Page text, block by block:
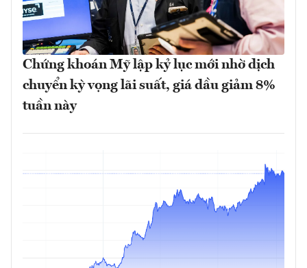
Chứng khoán Mỹ lập kỷ lục mới nhờ dịch
chuyển kỳ vọng lãi suất, giá dầu giảm 8%
tuần này